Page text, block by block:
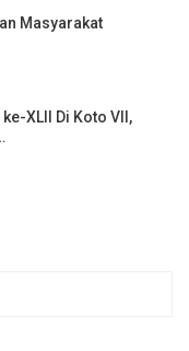
Masyarakat
XLII Di Koto VII,